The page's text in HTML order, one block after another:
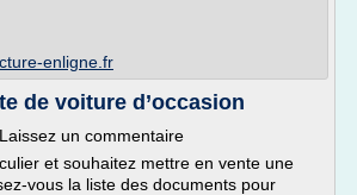
enligne.fr
de voiture d’occasion
un commentaire
et souhaitez mettre en vente une
vous la liste des documents pour